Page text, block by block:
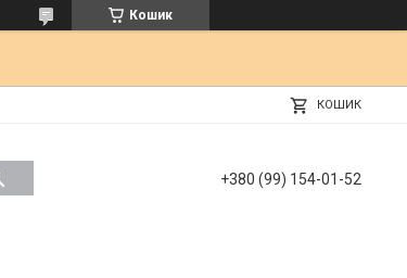
Кошик
КОШИК
+380 (99) 154-01-52